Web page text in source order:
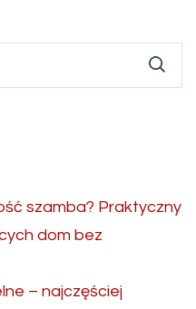
szamba? Praktyczny
dom bez
– najczęściej